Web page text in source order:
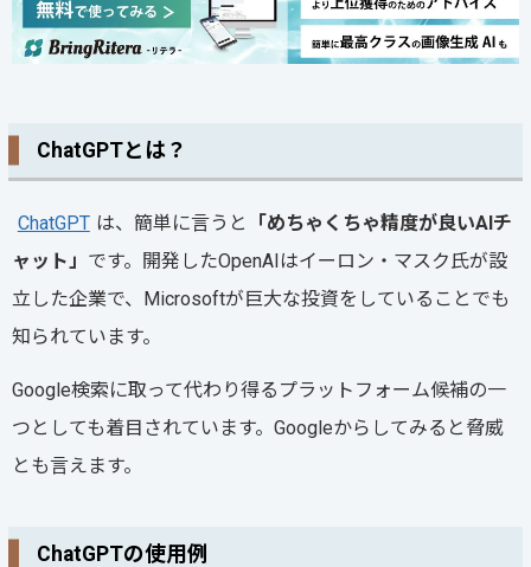
ChatGPTとは？
ChatGPT は、簡単に言うと
「めちゃくちゃ精度が良いAIチ
ャット」 です。開発したOpenAIはイーロン・マスク氏が設
立した企業で、Microsoftが巨大な投資をしていることでも
知られています。
Google検索に取って代わり得るプラットフォーム候補の一
つとしても着目されています。Googleからしてみると脅威
とも言えます。
ChatGPTの使用例